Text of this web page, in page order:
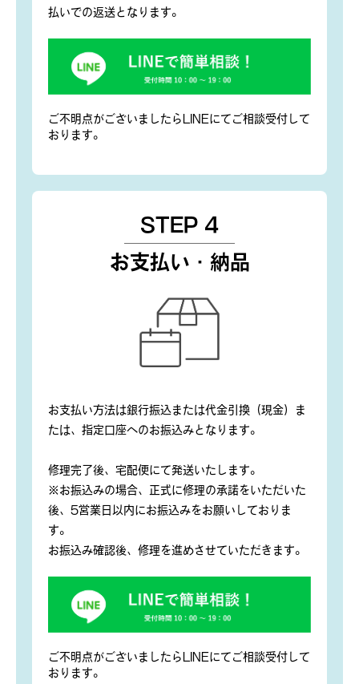
払いでの返送となります。
ご不明点がございましたらLINEにてご相談受付して
おります。
STEP 4
お支払い・納品
お支払い方法は銀行振込または代金引換（現金）ま
たは、指定口座へのお振込みとなります。
修理完了後、宅配便にて発送いたします。
※お振込みの場合、正式に修理の承諾をいただいた
後、5営業日以内にお振込みをお願いしておりま
す。
お振込み確認後、修理を進めさせていただきます。
ご不明点がございましたらLINEにてご相談受付して
おります。